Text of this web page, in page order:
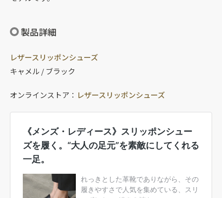
製品詳細
レザースリッポンシューズ
キャメル / ブラック
オンラインストア： レザースリッポンシューズ